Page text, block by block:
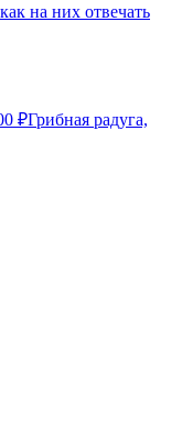
на них отвечать
₽Грибная радуга,